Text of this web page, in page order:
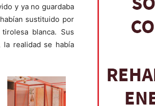
y ya no guardaba
sustituido por
blanca. Sus
la realidad se había